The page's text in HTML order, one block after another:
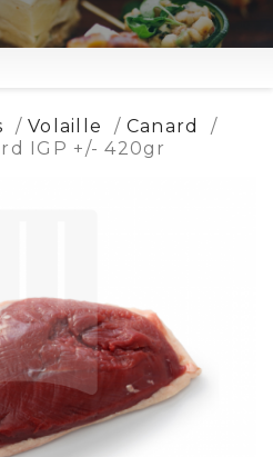
Volaille
Canard
IGP +/- 420gr